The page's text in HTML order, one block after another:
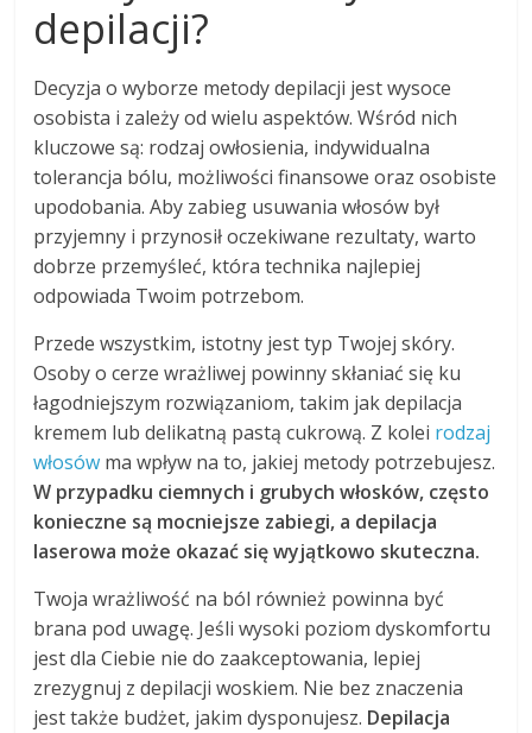
depilacji?
Decyzja o wyborze metody depilacji jest wysoce
osobista i zależy od wielu aspektów. Wśród nich
kluczowe są: rodzaj owłosienia, indywidualna
tolerancja bólu, możliwości finansowe oraz osobiste
upodobania. Aby zabieg usuwania włosów był
przyjemny i przynosił oczekiwane rezultaty, warto
dobrze przemyśleć, która technika najlepiej
odpowiada Twoim potrzebom.
Przede wszystkim, istotny jest typ Twojej skóry.
Osoby o cerze wrażliwej powinny skłaniać się ku
łagodniejszym rozwiązaniom, takim jak depilacja
kremem lub delikatną pastą cukrową. Z kolei rodzaj
włosów ma wpływ na to, jakiej metody potrzebujesz.
W przypadku ciemnych i grubych włosków, często
konieczne są mocniejsze zabiegi, a depilacja
laserowa może okazać się wyjątkowo skuteczna.
Twoja wrażliwość na ból również powinna być
brana pod uwagę. Jeśli wysoki poziom dyskomfortu
jest dla Ciebie nie do zaakceptowania, lepiej
zrezygnuj z depilacji woskiem. Nie bez znaczenia
jest także budżet, jakim dysponujesz. Depilacja